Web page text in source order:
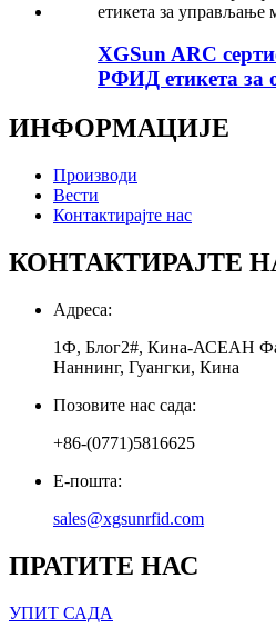
XGSun ARC
РФИД етикета за
ИНФОРМАЦИЈЕ
Производи
Вести
Контактирајте нас
КОНТАКТИРАЈТЕ
Адреса:
1Ф, Блог2#, Кина-АСЕАН
Наннинг, Гуангки, Кина
Позовите нас сада:
+86-(0771)5816625
Е-пошта:
sales@xgsunrfid.com
ПРАТИТЕ НАС
УПИТ САДА